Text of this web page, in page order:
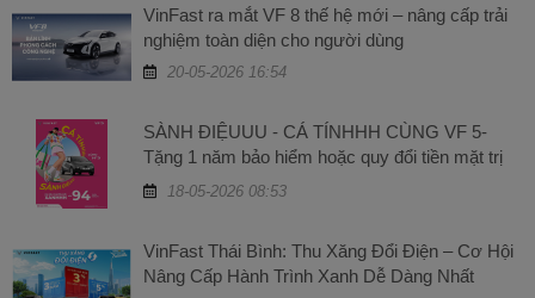
VinFast ra mắt VF 8 thế hệ mới – nâng cấp trải
nghiệm toàn diện cho người dùng
20-05-2026 16:54
SÀNH ĐIỆUUU - CÁ TÍNHHH CÙNG VF 5-
Tặng 1 năm bảo hiểm hoặc quy đổi tiền mặt trị
giá 5 triệu đồng
18-05-2026 08:53
VinFast Thái Bình: Thu Xăng Đổi Điện – Cơ Hội
Nâng Cấp Hành Trình Xanh Dễ Dàng Nhất